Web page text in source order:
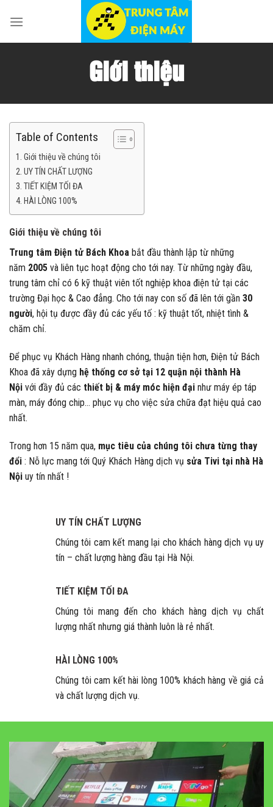
Giới thiệu
Table of Contents
Giới thiệu về chúng tôi
UY TÍN CHẤT LƯỢNG
TIẾT KIỆM TỐI ĐA
HÀI LÒNG 100%
Giới thiệu về chúng tôi
Trung tâm Điện tử Bách Khoa bắt đầu thành lập từ những
năm 2005 và liên tục hoạt động cho tới nay. Từ những ngày đầu,
trung tâm chỉ có 6 kỹ thuật viên tốt nghiệp khoa điện tử tại các
trường Đại học & Cao đẳng. Cho tới nay con số đã lên tới gần 30
người, hội tụ được đầy đủ các yếu tố : kỹ thuật tốt, nhiệt tình &
chăm chỉ.
Để phục vụ Khách Hàng nhanh chóng, thuận tiện hơn, Điện tử Bách
Khoa đã xây dựng hệ thống cơ sở tại 12 quận nội thành Hà
Nội với đầy đủ các thiết bị & máy móc hiện đại như máy ép táp
màn, máy đóng chip… phục vụ cho việc sửa chữa đạt hiệu quả cao
nhất.
Trong hơn 15 năm qua, mục tiêu của chúng tôi chưa từng thay
đổi : Nỗ lực mang tới Quý Khách Hàng dịch vụ sửa Tivi tại nhà Hà
Nội uy tín nhất !
UY TÍN CHẤT LƯỢNG
Chúng tôi cam kết mang lại cho khách hàng dịch vụ uy
tín – chất lượng hàng đầu tại Hà Nội.
TIẾT KIỆM TỐI ĐA
Chúng tôi mang đến cho khách hàng dịch vụ chất
lượng nhất nhưng giá thành luôn là rẻ nhất.
HÀI LÒNG 100%
Chúng tôi cam kết hài lòng 100% khách hàng về giá cả
và chất lượng dịch vụ.